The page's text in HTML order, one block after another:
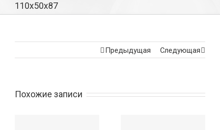
110х50х87
Предыдущая Следующая
Похожие записи